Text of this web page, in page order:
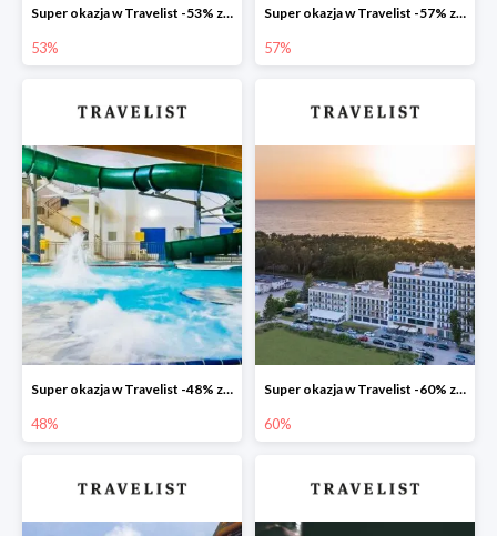
Super okazja w Travelist -53% za pobyt w Hotelu Aubrecht Country SPA Resort
53%
Super okazja w Travelist -57% za pobyt w Hotelu Number One SPA & Wellness by Grano
57%
Super okazja w Travelist -48% za pobyt w Hotelu Mrągowo Resort & Spa
48%
Super okazja w Travelist -60% za pobyt w hotelu Blue Marine Mielno
60%